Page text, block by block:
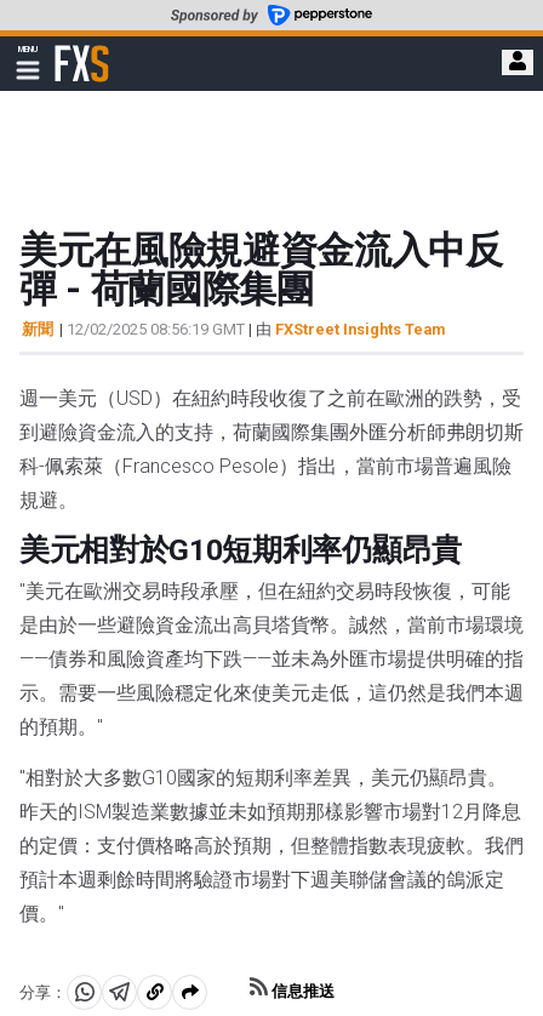
至
要
MENU
顯
示
FXStreet
美元在風險規避資金流入中反
彈 - 荷蘭國際集團
新聞 | 12/02/2025 08:56:19 GMT | 由 FXStreet Insights Team
週一美元（USD）在紐約時段收復了之前在歐洲的跌勢，受
到避險資金流入的支持，荷蘭國際集團外匯分析師弗朗切斯
科-佩索萊（Francesco Pesole）指出，當前市場普遍風險
規避。
美元相對於G10短期利率仍顯昂貴
"美元在歐洲交易時段承壓，但在紐約交易時段恢復，可能
是由於一些避險資金流出高貝塔貨幣。誠然，當前市場環境
——債券和風險資產均下跌——並未為外匯市場提供明確的指
示。需要一些風險穩定化來使美元走低，這仍然是我們本週
的預期。"
"相對於大多數G10國家的短期利率差異，美元仍顯昂貴。
昨天的ISM製造業數據並未如預期那樣影響市場對12月降息
的定價：支付價格略高於預期，但整體指數表現疲軟。我們
預計本週剩餘時間將驗證市場對下週美聯儲會議的鴿派定
價。"
分享：
分 分 複
信息推送